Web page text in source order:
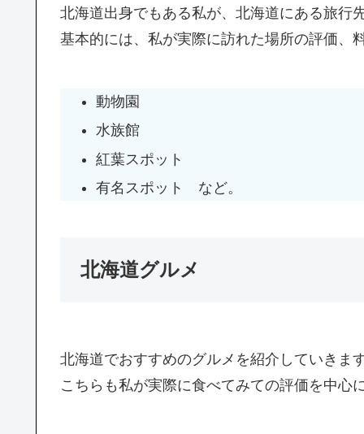
北海道出身でもある私が、北海道にある旅行
基本的には、私が実際に訪れた場所の評価、
動物園
水族館
紅葉スポット
有名スポット など。
北海道グルメ
北海道でおすすめのグルメを紹介していきま
こちらも私が実際に食べてみての評価を中心